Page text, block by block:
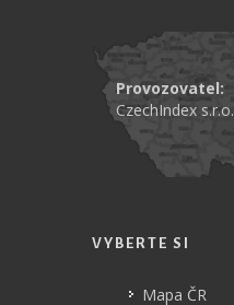
Provozovatel:
CzechIndex s.r.o.
VYBERTE SI
Mapa ČR